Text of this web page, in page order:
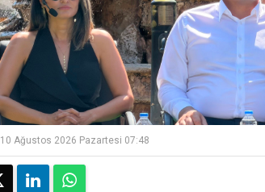
10 Ağustos 2026 Pazartesi 07:48